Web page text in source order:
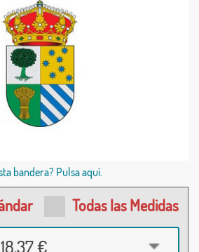
bandera? Pulsa aquí.
Todas las Medidas
€